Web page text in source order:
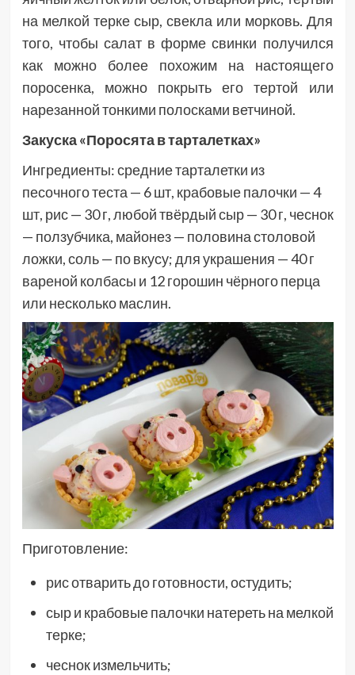
на мелкой терке сыр, свекла или морковь. Для
того, чтобы салат в форме свинки получился
как можно более похожим на настоящего
поросенка, можно покрыть его тертой или
нарезанной тонкими полосками ветчиной.
Закуска «Поросята в тарталетках»
Ингредиенты: средние тарталетки из
песочного теста — 6 шт, крабовые палочки — 4
шт, рис — 30 г, любой твёрдый сыр — 30 г, чеснок
— ползубчика, майонез — половина столовой
ложки, соль — по вкусу; для украшения — 40 г
вареной колбасы и 12 горошин чёрного перца
или несколько маслин.
Приготовление:
рис отварить до готовности, остудить;
сыр и крабовые палочки натереть на мелкой
терке;
чеснок измельчить;